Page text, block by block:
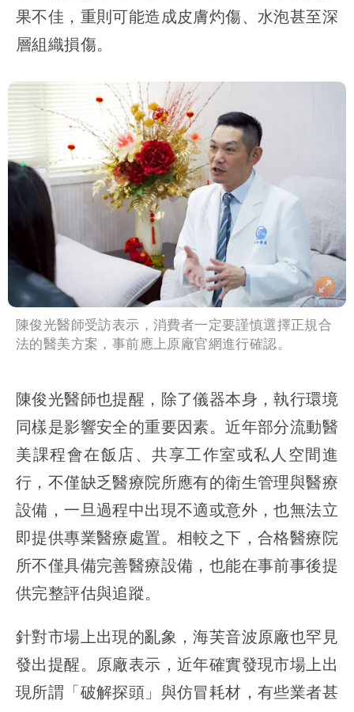
果不佳，重則可能造成皮膚灼傷、水泡甚至深
層組織損傷。
陳俊光醫師受訪表示，消費者一定要謹慎選擇正規合
法的醫美方案，事前應上原廠官網進行確認。
陳俊光醫師也提醒，除了儀器本身，執行環境
同樣是影響安全的重要因素。近年部分流動醫
美課程會在飯店、共享工作室或私人空間進
行，不僅缺乏醫療院所應有的衛生管理與醫療
設備，一旦過程中出現不適或意外，也無法立
即提供專業醫療處置。相較之下，合格醫療院
所不僅具備完善醫療設備，也能在事前事後提
供完整評估與追蹤。
針對市場上出現的亂象，海芙音波原廠也罕見
發出提醒。原廠表示，近年確實發現市場上出
現所謂「破解探頭」與仿冒耗材，有些業者甚